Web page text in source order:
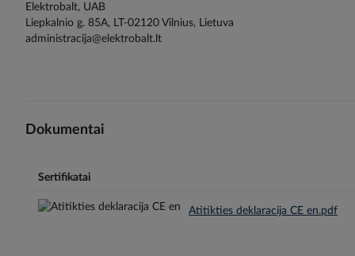
Elektrobalt, UAB
Liepkalnio g. 85A, LT-02120 Vilnius, Lietuva
administracija@elektrobalt.lt
Dokumentai
Sertifikatai
Atitikties deklaracija CE en.pdf